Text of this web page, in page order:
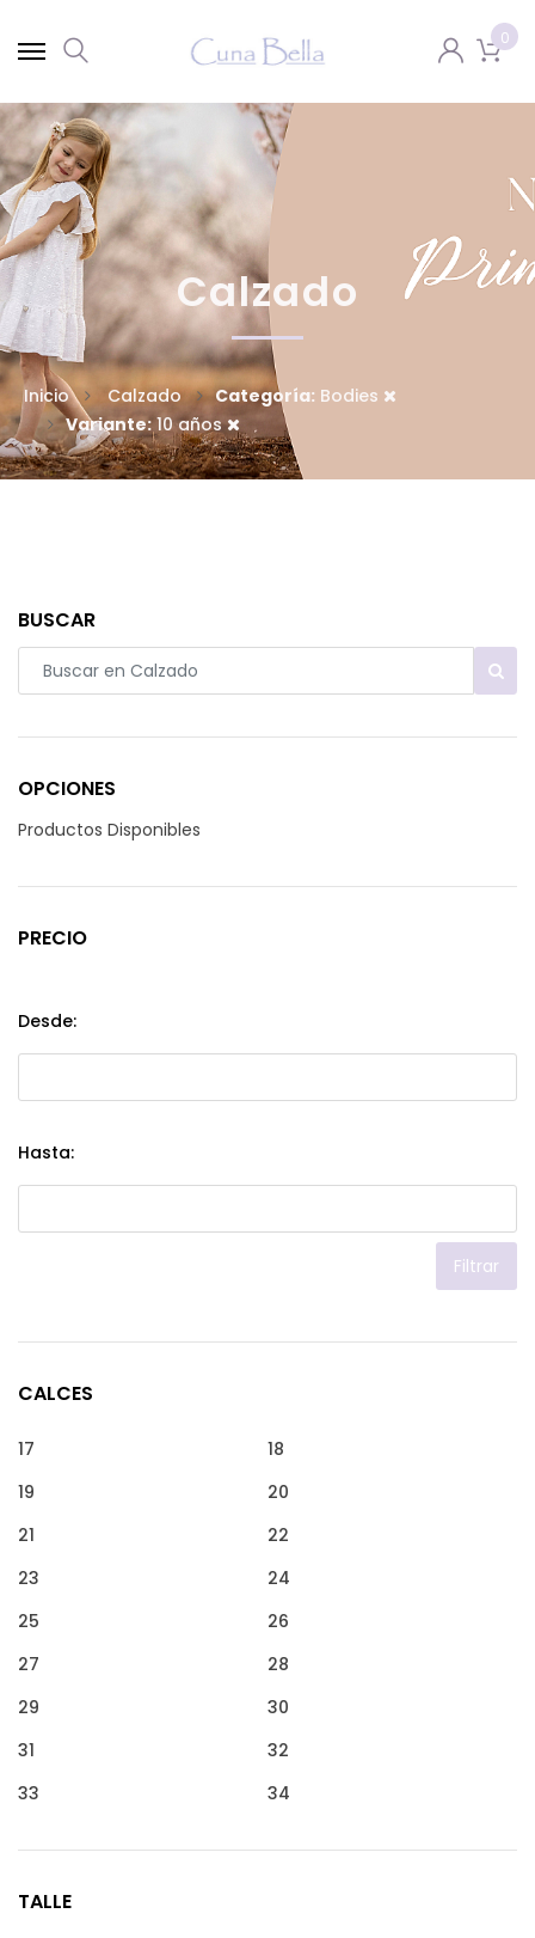
0
Calzado
Inicio Calzado Categoría: Bodies
Variante:10 años
BUSCAR
OPCIONES
Productos Disponibles
PRECIO
Desde:
Hasta:
Filtrar
CALCES
17
18
19
20
21
22
23
24
25
26
27
28
29
30
31
32
33
34
TALLE